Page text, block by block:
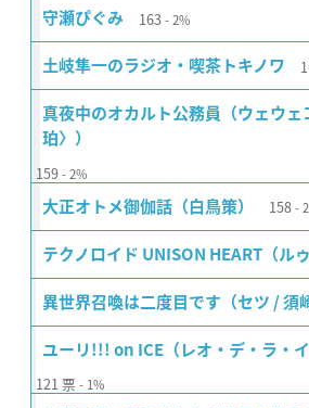
守瀬ぴぐみ 163 2%
土岐隼一のラジオ・喫茶トキノワ
真夜中のオカルト公務員（ウェウェ
珀〉）
159 2%
大正オトメ御伽話（白鳥策） 158
テクノロイド UNISON HEART（ルゥ
異世界召喚は二度目です（セツ / 須
ユーリ!!! on ICE（レオ・デ・ラ・イ
121 票 1%